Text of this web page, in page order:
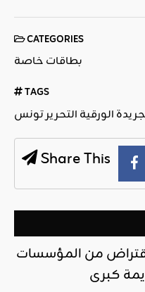
CATEGORIES
بطاقات خاصة
TAGS
الورقية التحرير تونس
Share This
من المؤسسات
كبرى